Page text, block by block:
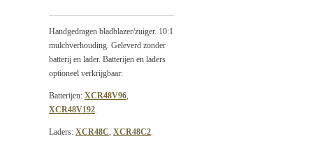
Handgedragen bladblazer/zuiger. 10:1
mulchverhouding. Geleverd zonder
batterij en lader. Batterijen en laders
optioneel verkrijgbaar:
Batterijen: XCR48V96,
XCR48V192.
Laders: XCR48C, XCR48C2.